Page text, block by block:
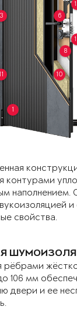
1
3 6
8
10
11
контурами
наполнением.
и
свойства.
рёбрами
106 мм
двери и ее